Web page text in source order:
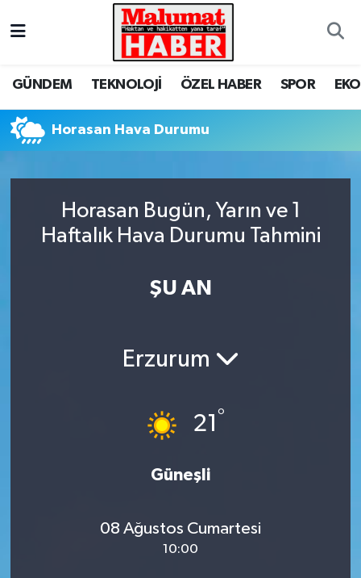
GÜNDEM TEKNOLOJİ ÖZEL HABER SPOR
Horasan Hava Durumu
Horasan Bugün, Yarın ve 1
Haftalık Hava Durumu Tahmini
ŞU AN
Erzurum
21 °
Güneşli
08 Ağustos Cumartesi
10:00
Nöbetçi Eczaneler
Tüm Manşetler